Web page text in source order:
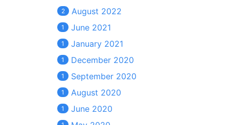
2 August 2022
1 June 2021
1 January 2021
1 December 2020
1 September 2020
1 August 2020
1 June 2020